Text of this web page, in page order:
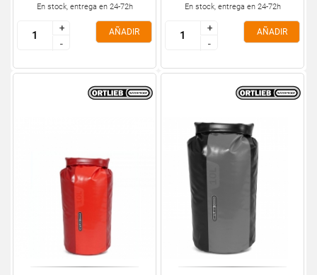
En stock, entrega en 24-72h
+
-
+
-
AÑADIR
En stock, entrega en 24-72h
+
-
+
-
AÑADIR